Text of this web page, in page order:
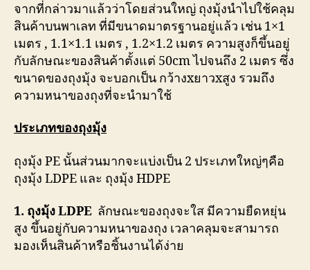
จากที่กล่าวมาแล้วว่าโดยส่วนใหญ่ ถุงมุ้งนำไปใช้คลุม
สินค้าบนพาเลท ที่มีขนาดมาตรฐานอยู่แล้ว เช่น 1×1
เมตร , 1.1×1.1 เมตร , 1.2×1.2 เมตร ความสูงก็ขึ้นอยู่
กับลักษณะของสินค้าตั้งแต่ 50cm ไปจนถึง 2 เมตร ซึ่ง
ขนาดของถุงมุ้ง จะบอกเป็น กว้างxยาวxสูง รวมถึง
ความหนาของถุงที่จะนำมาใช้
ประเภทของถุงมุ้ง
ถุงมุ้ง PE นั้นส่วนมากจะแบ่งเป็น 2 ประเภทใหญ่ๆคือ
ถุงมุ้ง LDPE และ ถุงมุ้ง HDPE
1. ถุงมุ้ง LDPE ลักษณะของถุงจะใส มีความยืดหยุ่น
สูง ขึ้นอยู่กับความหนาของถุง เวลาคลุมจะสามารถ
มองเห็นสินค้าหรือชิ้นงานได้ง่าย